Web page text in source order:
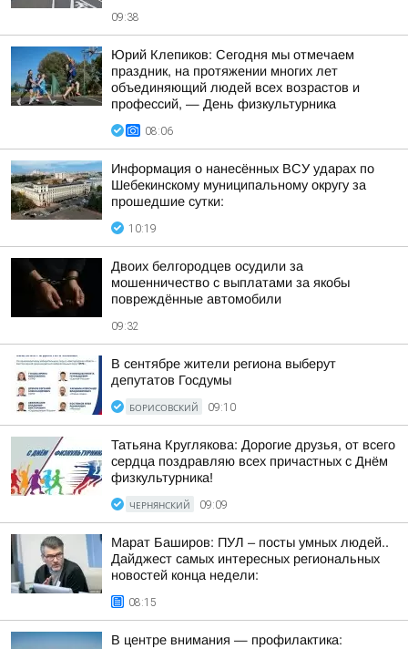
09:38
Юрий Клепиков: Сегодня мы отмечаем
праздник, на протяжении многих лет
объединяющий людей всех возрастов и
профессий, — День физкультурника
08:06
Информация о нанесённых ВСУ ударах по
Шебекинскому муниципальному округу за
прошедшие сутки:
10:19
Двоих белгородцев осудили за
мошенничество с выплатами за якобы
повреждённые автомобили
09:32
В сентябре жители региона выберут
депутатов Госдумы
БОРИСОВСКИЙ 09:10
Татьяна Круглякова: Дорогие друзья, от всего
сердца поздравляю всех причастных с Днём
физкультурника!
ЧЕРНЯНСКИЙ 09:09
Марат Баширов: ПУЛ – посты умных людей..
Дайджест самых интересных региональных
новостей конца недели:
08:15
В центре внимания — профилактика: